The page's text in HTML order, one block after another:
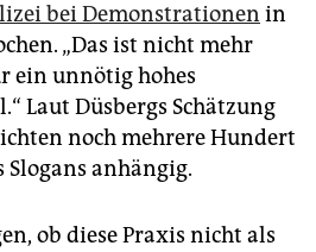
bei Demonstrationen in
„Das ist nicht mehr
ein unnötig hohes
Laut Düsbergs Schätzung
noch mehrere Hundert
Slogans anhängig.
ob diese Praxis nicht als